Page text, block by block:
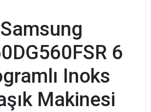
Samsung
6
Inoks
Makinesi